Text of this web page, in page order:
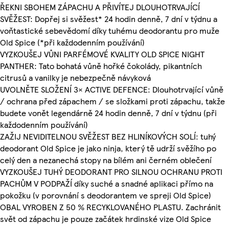
ŘEKNI SBOHEM ZÁPACHU A PŘIVÍTEJ DLOUHOTRVAJÍCÍ
SVĚŽEST: Dopřej si svěžest* 24 hodin denně, 7 dní v týdnu a
voňtastické sebevědomí díky tuhému deodorantu pro muže
Old Spice (*při každodenním používání)
VYZKOUŠEJ VŮNI PARFÉMOVÉ KVALITY OLD SPICE NIGHT
PANTHER: Tato bohatá vůně hořké čokolády, pikantních
citrusů a vanilky je nebezpečně návyková
UVOLNĚTE SLOŽENÍ 3× ACTIVE DEFENCE: Dlouhotrvající vůně
/ ochrana před zápachem / se složkami proti zápachu, takže
budete vonět legendárně 24 hodin denně, 7 dní v týdnu (při
každodenním používání)
ZAŽIJ NEVIDITELNOU SVĚŽEST BEZ HLINÍKOVÝCH SOLÍ: tuhý
deodorant Old Spice je jako ninja, který tě udrží svěžího po
celý den a nezanechá stopy na bílém ani černém oblečení
VYZKOUŠEJ TUHÝ DEODORANT PRO SILNOU OCHRANU PROTI
PACHŮM V PODPAŽÍ díky suché a snadné aplikaci přímo na
pokožku (v porovnání s deodorantem ve spreji Old Spice)
OBAL VYROBEN Z 50 % RECYKLOVANÉHO PLASTU. Zachránit
svět od zápachu je pouze začátek hrdinské vize Old Spice